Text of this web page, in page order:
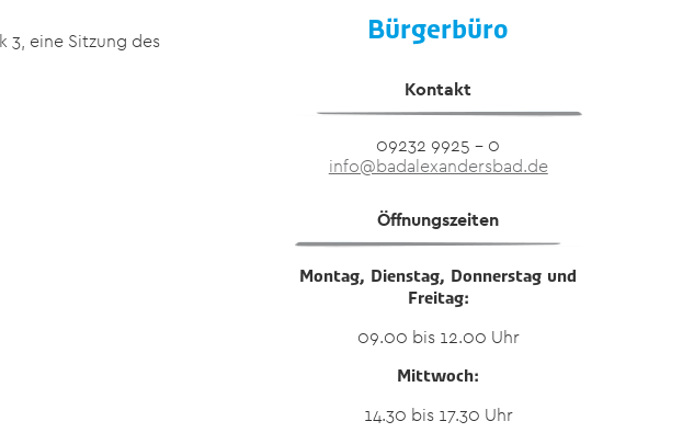
3, eine Sitzung des
Bürgerbüro
Kontakt
09232 9925 – 0
info@badalexandersbad.de
Öffnungszeiten
Montag, Dienstag, Donnerstag und
Freitag:
09.00 bis 12.00 Uhr
Mittwoch:
14.30 bis 17.30 Uhr